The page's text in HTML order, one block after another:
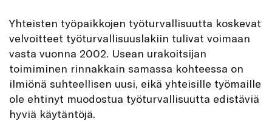
Yhteisten työpaikkojen työturvallisuutta koskevat
velvoitteet työturvallisuuslakiin tulivat voimaan
vasta vuonna 2002. Usean urakoitsijan
toimiminen rinnakkain samassa kohteessa on
ilmiönä suhteellisen uusi, eikä yhteisille työmaille
ole ehtinyt muodostua työturvallisuutta edistäviä
hyviä käytäntöjä.